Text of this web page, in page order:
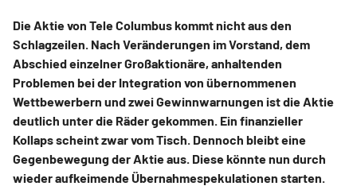
Die Aktie von Tele Columbus kommt nicht aus den
Schlagzeilen. Nach Veränderungen im Vorstand, dem
Abschied einzelner Großaktionäre, anhaltenden
Problemen bei der Integration von übernommenen
Wettbewerbern und zwei Gewinnwarnungen ist die Aktie
deutlich unter die Räder gekommen. Ein finanzieller
Kollaps scheint zwar vom Tisch. Dennoch bleibt eine
Gegenbewegung der Aktie aus. Diese könnte nun durch
wieder aufkeimende Übernahmespekulationen starten.